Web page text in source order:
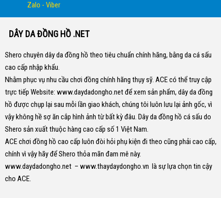
Zalo - Viber
DÂY DA ĐỒNG HỒ .NET
Shero chuyên dây da đồng hồ theo tiêu chuẩn chính hãng, bằng da cá sấu
cao cấp nhập khẩu.
Nhằm phục vụ nhu cầu chơi đồng chính hãng thụy sỹ. ACE có thể truy cập
trực tiếp Website: www.daydadongho.netđể xem sản phẩm, dây da đồng
hồ được chụp lại sau mỗi lần giao khách, chúng tôi luôn lưu lại ảnh gốc, vì
vậy không hề sợ ăn cắp hình ảnh từ bất kỳ đâu. Dây da đồng hồ cá sấu do
Shero sản xuất thuộc hàng cao cấp số 1 Việt Nam.
ACE chơi đồng hồ cao cấp luôn đòi hỏi phụ kiện đi theo cũng phải cao cấp,
chính vì vậy hãy để Shero thỏa mãn đam mê này.
www.daydadongho.net – www.thaydaydongho.vn là sự lựa chọn tin cậy
cho ACE.